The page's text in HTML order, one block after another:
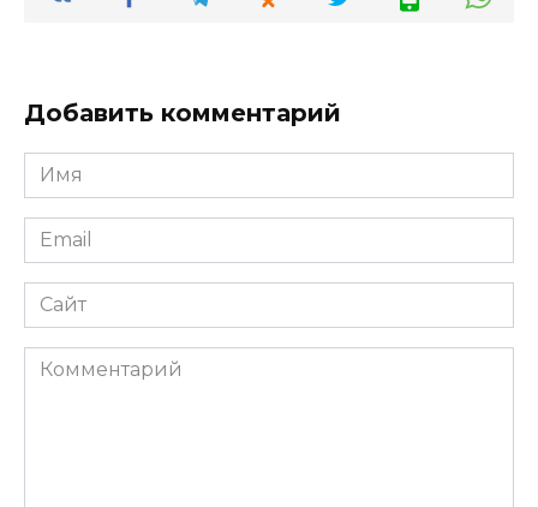
Добавить комментарий
Имя
*
Email
*
Сайт
Комментарий